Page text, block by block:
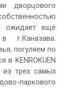
дворцового
ожидает ещё
г.Каназава.
погуляем по
в KENROKUEN
из трех самых
паркового